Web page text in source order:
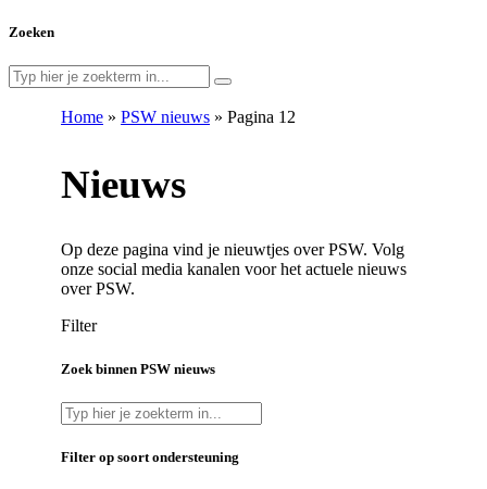
Zoeken
Home » PSW nieuws » Pagina 12
Nieuws
Op deze pagina vind je nieuwtjes over PSW. Volg
onze social media kanalen voor het actuele nieuws
over PSW.
Filter
Zoek binnen PSW nieuws
Filter op soort ondersteuning